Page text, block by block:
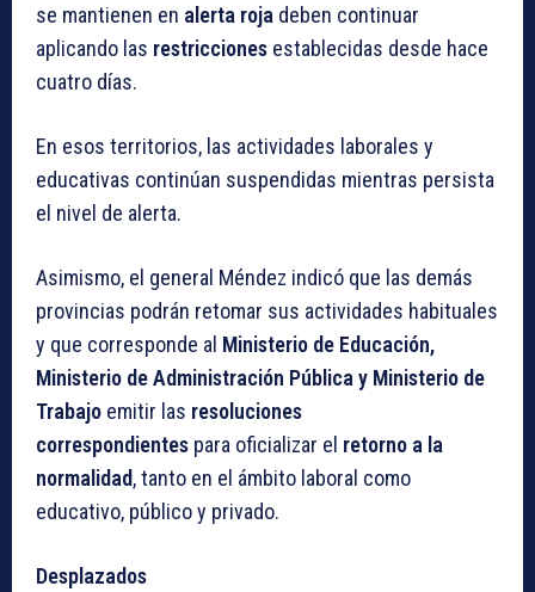
se mantienen en alerta roja deben continuar
aplicando las restricciones establecidas desde hace
cuatro días.
En esos territorios, las actividades laborales y
educativas continúan suspendidas mientras persista
el nivel de alerta.
Asimismo, el general Méndez indicó que las demás
provincias podrán retomar sus actividades habituales
y que corresponde al Ministerio de Educación,
Ministerio de Administración Pública y Ministerio de
Trabajo emitir las resoluciones
correspondientes para oficializar el retorno a la
normalidad, tanto en el ámbito laboral como
educativo, público y privado.
Desplazados